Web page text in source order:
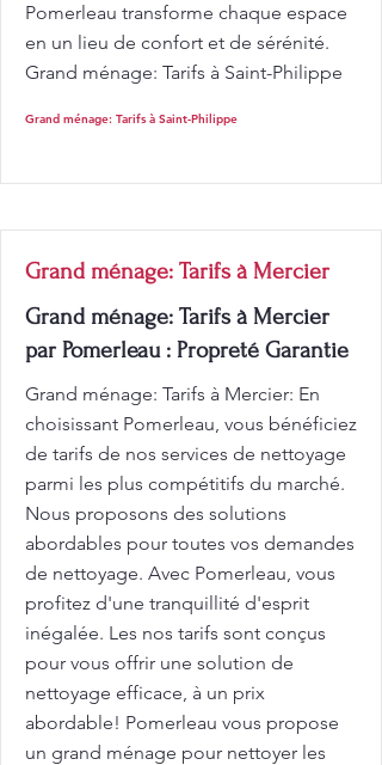
Pomerleau transforme chaque espace
en un lieu de confort et de sérénité.
Grand ménage: Tarifs à Saint-Philippe
Grand ménage: Tarifs à Saint-Philippe
Grand ménage: Tarifs à Mercier
Grand ménage: Tarifs à Mercier
par Pomerleau : Propreté Garantie
Grand ménage: Tarifs à Mercier: En
choisissant Pomerleau, vous bénéficiez
de tarifs de nos services de nettoyage
parmi les plus compétitifs du marché.
Nous proposons des solutions
abordables pour toutes vos demandes
de nettoyage. Avec Pomerleau, vous
profitez d'une tranquillité d'esprit
inégalée. Les nos tarifs sont conçus
pour vous offrir une solution de
nettoyage efficace, à un prix
abordable! Pomerleau vous propose
un grand ménage pour nettoyer les